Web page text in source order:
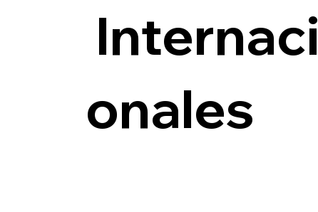
Internaci
onales